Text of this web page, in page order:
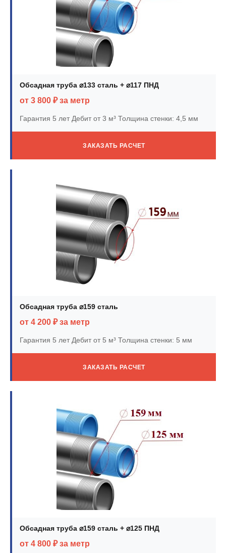
Обсадная труба ⌀133 сталь + ⌀117 ПНД
от 3 800 ₽ за метр
Гарантия 5 летДебит от 3 м³ Толщина стенки: 4,5 мм
ЗАКАЗАТЬ РАСЧЕТ
Обсадная труба ⌀159 сталь
от 4 200 ₽ за метр
Гарантия 5 летДебит от 5 м³ Толщина стенки: 5 мм
ЗАКАЗАТЬ РАСЧЕТ
Обсадная труба ⌀159 сталь + ⌀125 ПНД
от 4 800 ₽ за метр